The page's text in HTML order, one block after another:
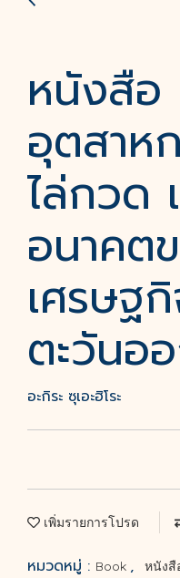
หนังสื
อุตสาห
ไล่กวด
อนาคต
เศรษฐ
ตะวันอ
อะกิระ ซุเอะฮิโระ
เพิ่มรายการโปรด
หมวดหมู่ : Book , หนังสื